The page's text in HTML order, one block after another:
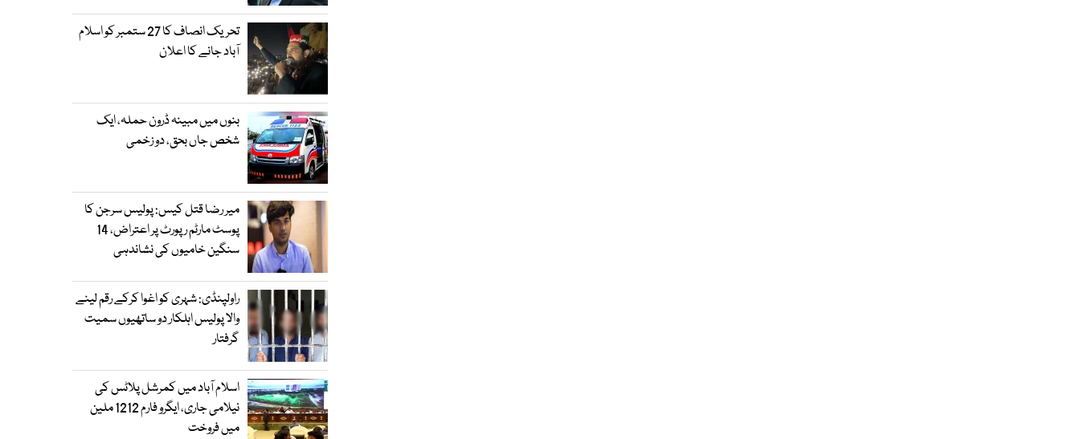
تحریک انصاف کا 27 ستمبر کو اسلام
آباد جانے کا اعلان
بنوں میں مبینہ ڈرون حملہ، ایک
شخص جاں بحق، دو زخمی
میر رضا قتل کیس: پولیس سرجن کا
پوسٹ مارٹم رپورٹ پر اعتراض، 14
سنگین خامیوں کی نشاندہی
راولپنڈی: شہری کو اغوا کرکے رقم لینے
والا پولیس اہلکار دو ساتھیوں سمیت
گرفتار
اسلام آباد میں کمرشل پلاٹس کی
نیلامی جاری، ایگرو فارم 1212 ملین
میں فروخت